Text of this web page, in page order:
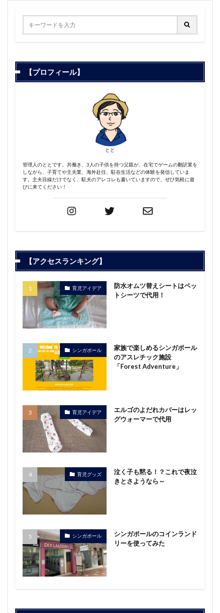
【プロフィール】
とと
管理人のととです。共働き、3人の子供を持つ父親が、在宅でゲームの翻訳業を
しながら、子育てや主夫業、海外赴任、駐在生活などの体験を発信していま
す。主夫目線だけでなく、駐夫のアレコレも書いていますので、ぜひ気軽に遊
びに来てください！
【アクセスランキング】
育児アイデア
防水オムツ替えシートはペッ
トシーツで代用！
シンガポール
家族で楽しめるシンガポール
のアスレチック施設
「Forest Adventure」
育児アイデア
エルゴのよだれカバーはレッ
グウォーマーで代用
育児グッズ
泣く子も黙る！？これで夜泣
きとさようなら～
シンガポール
シンガポールのコインランド
リーを使ってみた